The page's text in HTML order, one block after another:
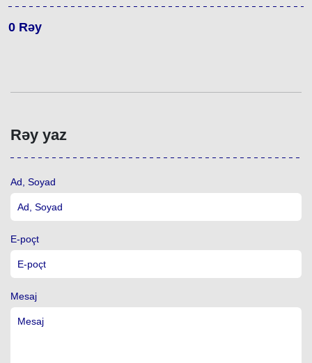
0 Rəy
Rəy yaz
Ad, Soyad
E-poçt
Mesaj